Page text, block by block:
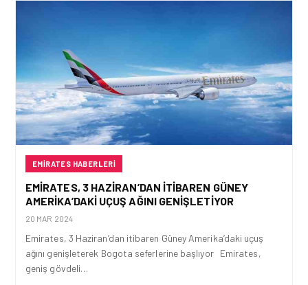
EMIRATES HABERLERI
EMIRATES, 3 HAZIRAN’DAN ITIBAREN GÜNEY
AMERIKA’DAKI UÇUŞ AĞINI GENIŞLETIYOR
20 MAR 2024
Emirates, 3 Haziran’dan itibaren Güney Amerika’daki uçuş
ağını genişleterek Bogota seferlerine başlıyor Emirates,
geniş gövdeli…